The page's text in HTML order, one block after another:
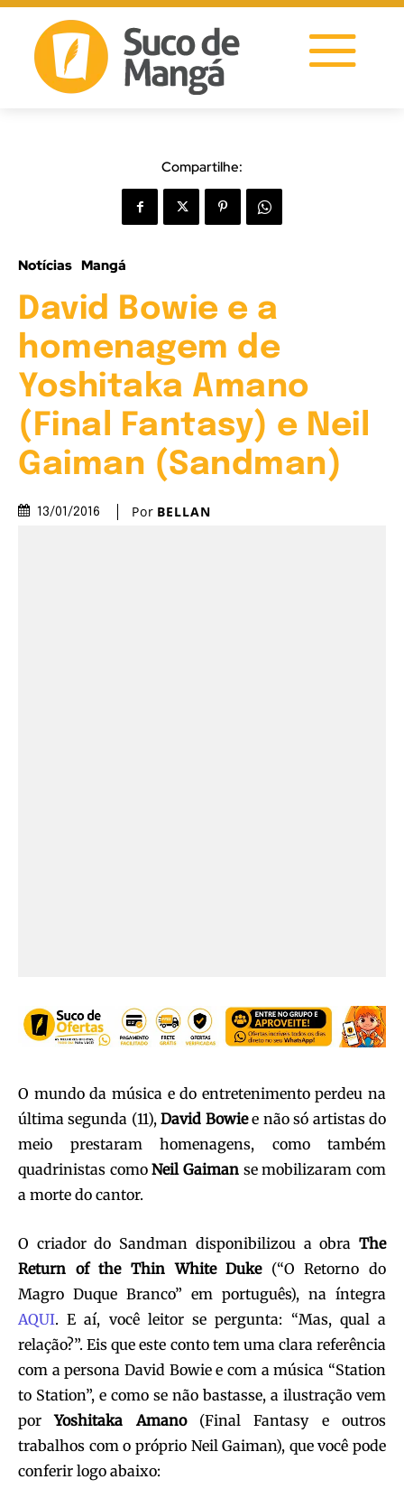
Compartilhe:
Notícias Mangá
David Bowie e a
homenagem de
Yoshitaka Amano
(Final Fantasy) e Neil
Gaiman (Sandman)
13/01/2016 Por BELLAN
O mundo da música e do entretenimento perdeu na
última segunda (11),David Bowiee não só artistas do
meio prestaram homenagens, como também
quadrinistas comoNeil Gaiman se mobilizaram com
a morte do cantor.
O criador do Sandman disponibilizou a obra The
Return of the Thin White Duke(“O Retorno do
Magro Duque Branco” em português), na íntegra
AQUI. E aí, você leitor se pergunta: “Mas, qual a
relação?”. Eis que este conto tem uma clara referência
com a persona David Bowie e com a música “Station
to Station”, e como se não bastasse, a ilustração vem
porYoshitaka Amano(Final Fantasy e outros
trabalhos com o próprio Neil Gaiman), que você pode
conferir logo abaixo: